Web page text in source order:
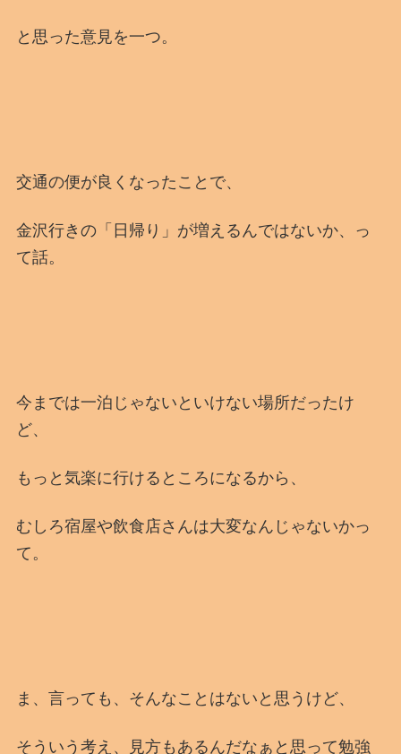
と思った意見を一つ。
交通の便が良くなったことで、
金沢行きの「日帰り」が増えるんではないか、っ
て話。
今までは一泊じゃないといけない場所だったけ
ど、
もっと気楽に行けるところになるから、
むしろ宿屋や飲食店さんは大変なんじゃないかっ
て。
ま、言っても、そんなことはないと思うけど、
そういう考え、見方もあるんだなぁと思って勉強